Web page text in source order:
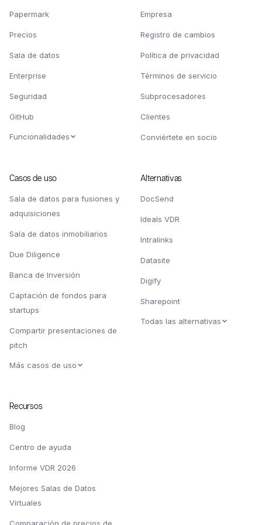
Papermark
Precios
Sala de datos
Enterprise
Seguridad
GitHub
Funcionalidades
Empresa
Registro de cambios
Política de privacidad
Términos de servicio
Subprocesadores
Clientes
Conviértete en socio
Casos de uso
Sala de datos para fusiones y
adquisiciones
Sala de datos inmobiliarios
Due Diligence
Banca de Inversión
Captación de fondos para
startups
Compartir presentaciones de
pitch
Más casos de uso
Alternativas
DocSend
Ideals VDR
Intralinks
Datasite
Digify
Sharepoint
Todas las alternativas
Recursos
Blog
Centro de ayuda
Informe VDR 2026
Mejores Salas de Datos
Virtuales